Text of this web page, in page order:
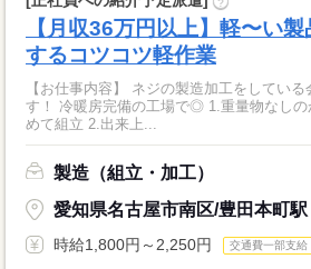
?
【月収36万円以上】軽〜い
するコツコツ軽作業
【お仕事内容】 ネジの製造加工をしてい
す！ 冷暖房完備の工場で◎ 1.重量物なしのかる〜い製品のねじを締
めて組立 2.出来上...
製造（組立・加工）
愛知県名古屋市南区/豊田本町駅
時給1,800円～2,250円 交通費一部支給